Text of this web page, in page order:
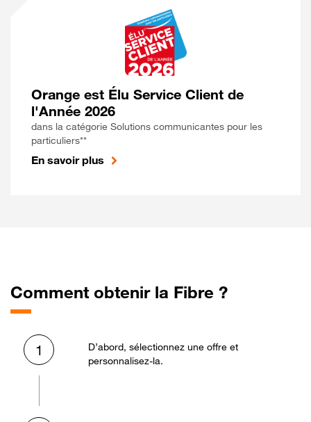
Orange est Élu Service Client de
l'Année 2026
dans la catégorie Solutions communicantes pour les
particuliers**
En savoir plus
Comment obtenir la Fibre ?
1
D’abord, sélectionnez une offre et
personnalisez-la.